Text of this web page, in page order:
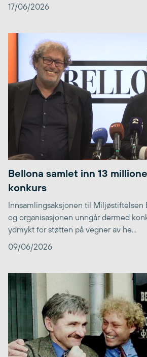
17/06/2026
Bellona samlet inn 13
konkurs
Innsamlingsaksjonen til Miljøstiftelsen
og organisasjonen unngår dermed
ydmykt for støtten på vegner av he...
09/06/2026